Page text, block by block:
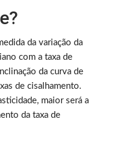
da variação da
com a taxa de
da curva de
de cisalhamento.
maior será a
da taxa de